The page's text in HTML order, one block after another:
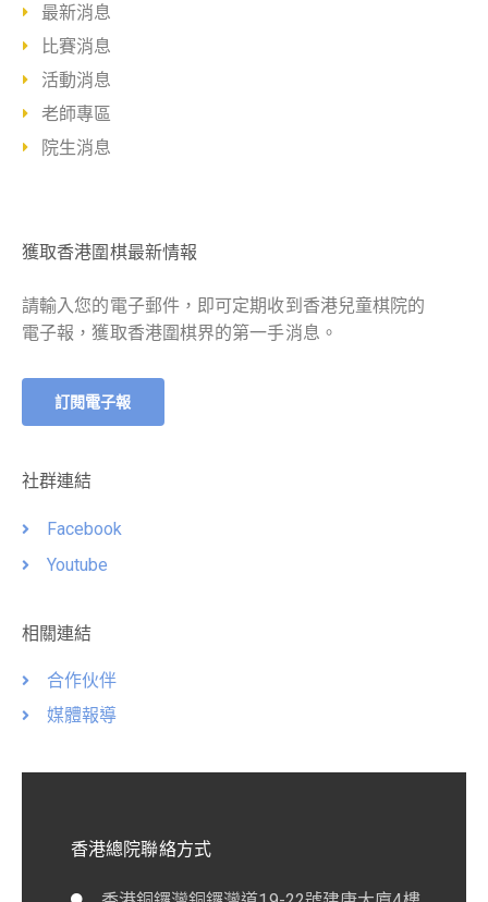
最新消息
比賽消息
活動消息
老師專區
院生消息
獲取香港圍棋最新情報
請輸入您的電子郵件，即可定期收到香港兒童棋院的
電子報，獲取香港圍棋界的第一手消息。
訂閱電子報
社群連結
Facebook
Youtube
相關連結
合作伙伴
媒體報導
香港總院聯絡方式